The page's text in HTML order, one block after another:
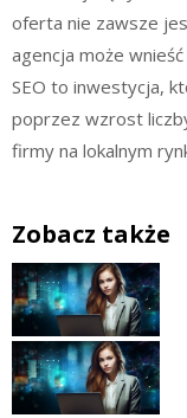
oferta nie zawsze
agencja może
SEO to inwestycja,
poprzez wzrost
firmy na lokalnym
Zobacz także